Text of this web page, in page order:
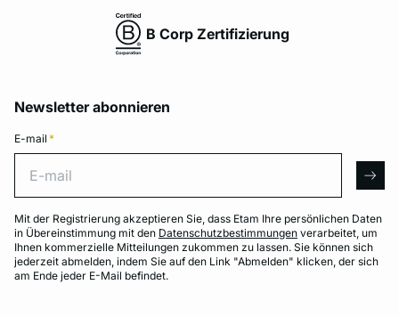
B Corp Zertifizierung
Newsletter abonnieren
E-mail *
Mit der Registrierung akzeptieren Sie, dass Etam Ihre persönlichen Daten
in Übereinstimmung mit den Datenschutzbestimmungen verarbeitet, um
Ihnen kommerzielle Mitteilungen zukommen zu lassen. Sie können sich
jederzeit abmelden, indem Sie auf den Link "Abmelden" klicken, der sich
am Ende jeder E-Mail befindet.